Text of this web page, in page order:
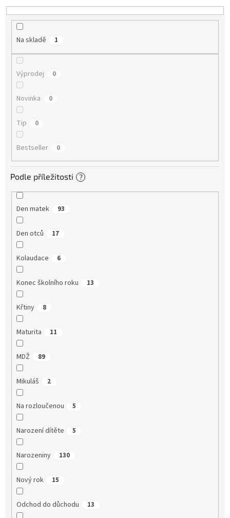
t
ů
Na skladě 1
Výprodej 0
Novinka 0
Tip 0
Bestseller 0
Podle příležitosti ?
Den matek 93
Den otců 17
Kolaudace 6
Konec školního roku 13
Křtiny 8
Maturita 11
MDŽ 89
Mikuláš 2
Na rozloučenou 5
Narození dítěte 5
Narozeniny 130
Nový rok 15
Odchod do důchodu 13